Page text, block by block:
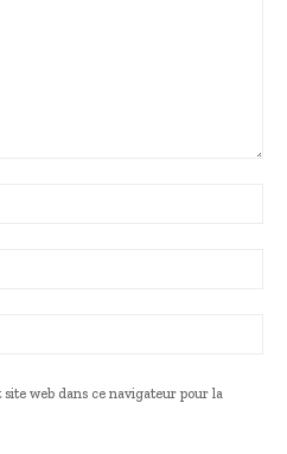
web dans ce navigateur pour la